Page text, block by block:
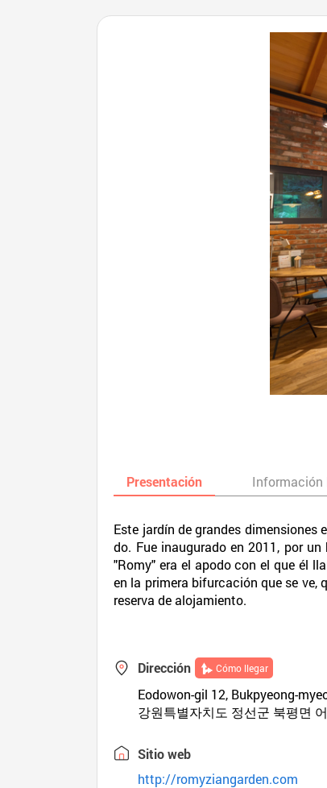
Presentación Información
Este jardín de grandes dimensiones
do. Fue inaugurado en 2011, por
"Romy" era el apodo con el que él
en la primera bifurcación que se ve,
reserva de alojamiento.
Dirección Cómo llegar
Eodowon-gil 12, Bukpyeong-
강원특별자치도 정선군 북평면
Sitio web
http://romyziangarden.com